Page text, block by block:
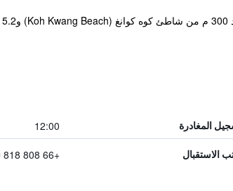
المغادرة 12:00
الاستقبال +66 808 818 110